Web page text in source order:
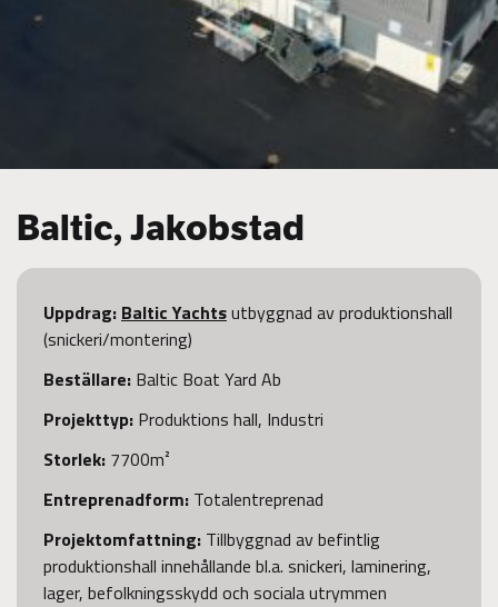
Baltic, Jakobstad
Uppdrag: Baltic Yachtsutbyggnad av produktionshall
(snickeri/montering)
Beställare: Baltic Boat Yard Ab
Projekttyp: Produktions hall, Industri
Storlek: 7700m²
Entreprenadform: Totalentreprenad
Projektomfattning: Tillbyggnad av befintlig
produktionshall innehållande bl.a. snickeri, laminering,
lager, befolkningsskydd och sociala utrymmen